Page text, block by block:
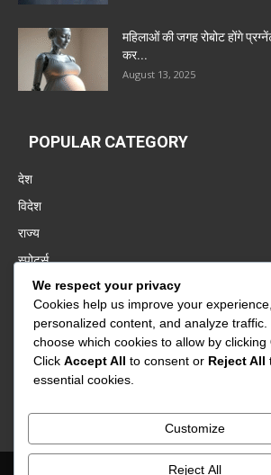
महिलाओं की जगह रोबोट होंगे
कर...
August 13, 2025
POPULAR CATEGORY
देश
विदेश
राज्य
स्पोर्ट्स
पंजाब
बॉलीवुड
बिज़नेस
वायरल
We respect your privacy
Cookies help us improve your
personalized content, and analyze traffic.
choose which cookies to allow by clicking
Click Accept All to consent or Reject All
essential cookies.
Customize
Reject All